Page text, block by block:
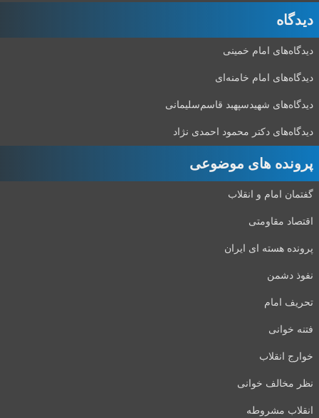
دیدگاه‌
دیدگاه‌های امام خمینی
دیدگاه‌های امام خامنه‌ای
دیدگاه‌های شهید‌سپهبد قاسم‌سلیمانی
دیدگاه‌های دکتر محمود احمدی نژاد
پرونده های موضوعی
گفتمان امام و انقلاب
اقتصاد مقاومتی
پرونده هسته ای ایران
نفوذ دشمن
تحریف امام
فتنه خوانی
خوارج انقلاب
نظر مخالف خوانی
انقلاب مشروطه